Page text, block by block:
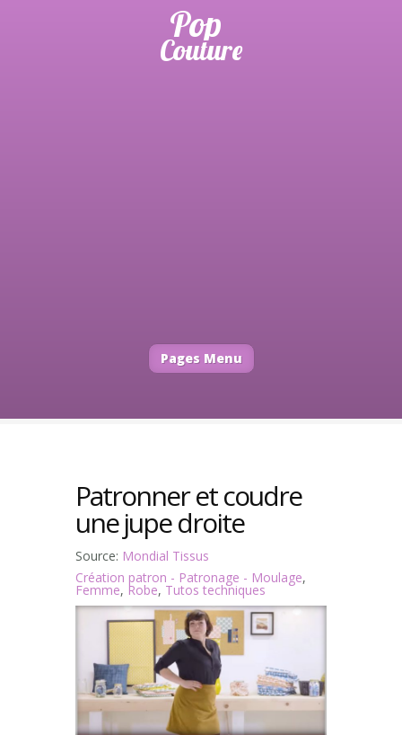
Pages Menu
Patronner et coudre
une jupe droite
Source: Mondial Tissus
Création patron - Patronage - Moulage,
Femme, Robe, Tutos techniques